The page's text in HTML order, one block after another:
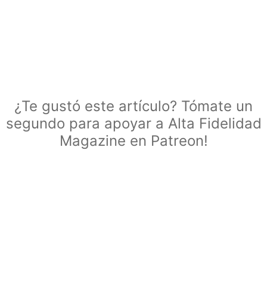
¿Te gustó este artículo? Tómate un
segundo para apoyar a Alta Fidelidad
Magazine en Patreon!